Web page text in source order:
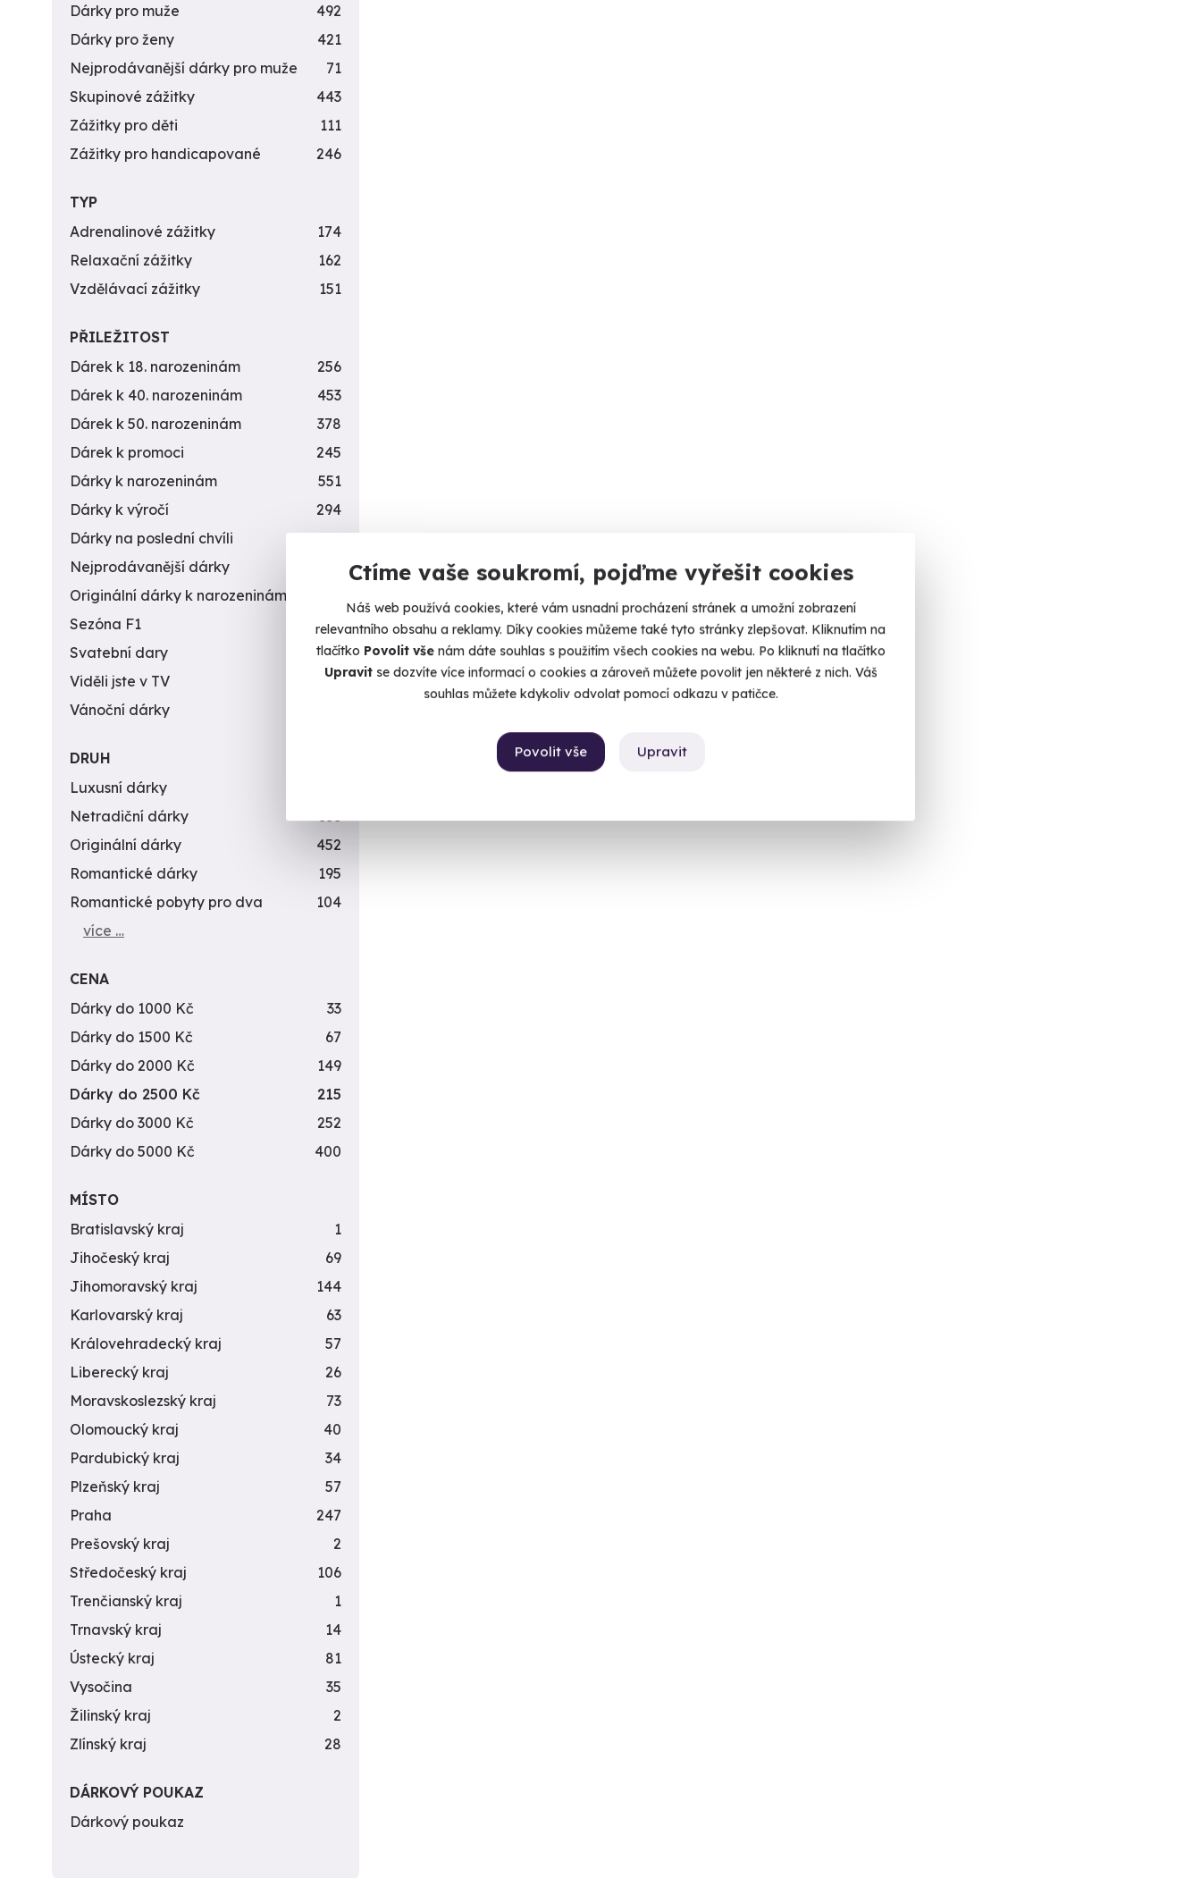
Ctíme vaše soukromí, pojďme vyřešit cookies
Náš web používá cookies, které vám usnadní procházení stránek a umožní zobrazení
relevantního obsahu a reklamy. Díky cookies můžeme také tyto stránky zlepšovat. Kliknutím na
tlačítko Povolit vše nám dáte souhlas s použitím všech cookies na webu. Po kliknutí na tlačítko
Upravitse dozvíte více informací o cookies a zároveň můžete povolit jen některé z nich. Váš
souhlas můžete kdykoliv odvolat pomocí odkazu v patičce.
Upravit
Povolit vše
Dárky pro muže
492
Dárky pro ženy
421
Nejprodávanější dárky pro muže
71
Skupinové zážitky
443
Zážitky pro děti
111
Zážitky pro handicapované
246
TYP
Adrenalinové zážitky
174
Relaxační zážitky
162
Vzdělávací zážitky
151
PŘILEŽITOST
Dárek k 18. narozeninám
256
Dárek k 40. narozeninám
453
Dárek k 50. narozeninám
378
Dárek k promoci
245
Dárky k narozeninám
551
Dárky k výročí
294
Dárky na poslední chvíli
450
Nejprodávanější dárky
Originální dárky k narozeninám
Sezóna F1
4
Svatební dary
196
Viděli jste v TV
31
Vánoční dárky
DRUH
Luxusní dárky
Netradiční dárky
353
Originální dárky
452
Romantické dárky
195
Romantické pobyty pro dva
104
více …
CENA
Dárky do 1000 Kč
33
Dárky do 1500 Kč
67
Dárky do 2000 Kč
149
Dárky do 2500 Kč
215
Dárky do 3000 Kč
252
Dárky do 5000 Kč
400
MÍSTO
Bratislavský kraj
1
Jihočeský kraj
69
Jihomoravský kraj
144
Karlovarský kraj
63
Královehradecký kraj
57
Liberecký kraj
26
Moravskoslezský kraj
73
Olomoucký kraj
40
Pardubický kraj
34
Plzeňský kraj
57
Praha
247
Prešovský kraj
2
Středočeský kraj
106
Trenčianský kraj
1
Trnavský kraj
14
Ústecký kraj
81
Vysočina
35
Žilinský kraj
2
Zlínský kraj
28
DÁRKOVÝ POUKAZ
Dárkový poukaz